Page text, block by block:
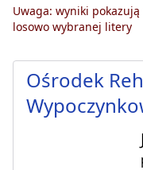
Uwaga: wyniki
losowo wybranej litery
Ośrodek